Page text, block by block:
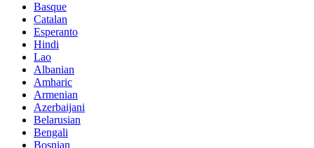
Basque
Catalan
Esperanto
Hindi
Lao
Albanian
Amharic
Armenian
Azerbaijani
Belarusian
Bengali
Bosnian